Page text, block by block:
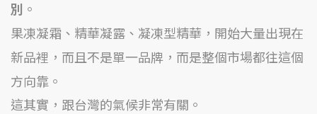
別 。
果凍凝霜、精華凝露、凝凍型精華，開始大量出現在
新品裡，而且不是單一品牌，而是整個市場都往這個
方向靠。
這其實，跟台灣的氣候非常有關。